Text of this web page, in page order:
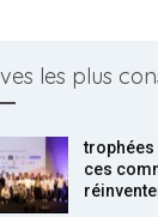
les plus
trophées
ces